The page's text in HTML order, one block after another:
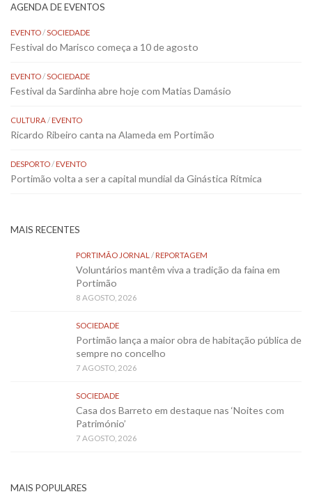
AGENDA DE EVENTOS
EVENTO/SOCIEDADE
Festival do Marisco começa a 10 de agosto
EVENTO/SOCIEDADE
Festival da Sardinha abre hoje com Matias Damásio
CULTURA/EVENTO
Ricardo Ribeiro canta na Alameda em Portimão
DESPORTO/EVENTO
Portimão volta a ser a capital mundial da Ginástica Rítmica
MAIS RECENTES
PORTIMÃO JORNAL /REPORTAGEM
Voluntários mantêm viva a tradição da faina em
Portimão
8 AGOSTO, 2026
SOCIEDADE
Portimão lança a maior obra de habitação pública de
sempre no concelho
7 AGOSTO, 2026
SOCIEDADE
Casa dos Barreto em destaque nas ‘Noites com
Património’
7 AGOSTO, 2026
MAIS POPULARES